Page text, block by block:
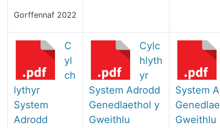
Gorffennaf 2022
C
yl
ch
lythyr
System
Adrodd
Cylc
hlyth
yr
System Adrodd
Genedlaethol y
Gweithlu
System
Gweithlu